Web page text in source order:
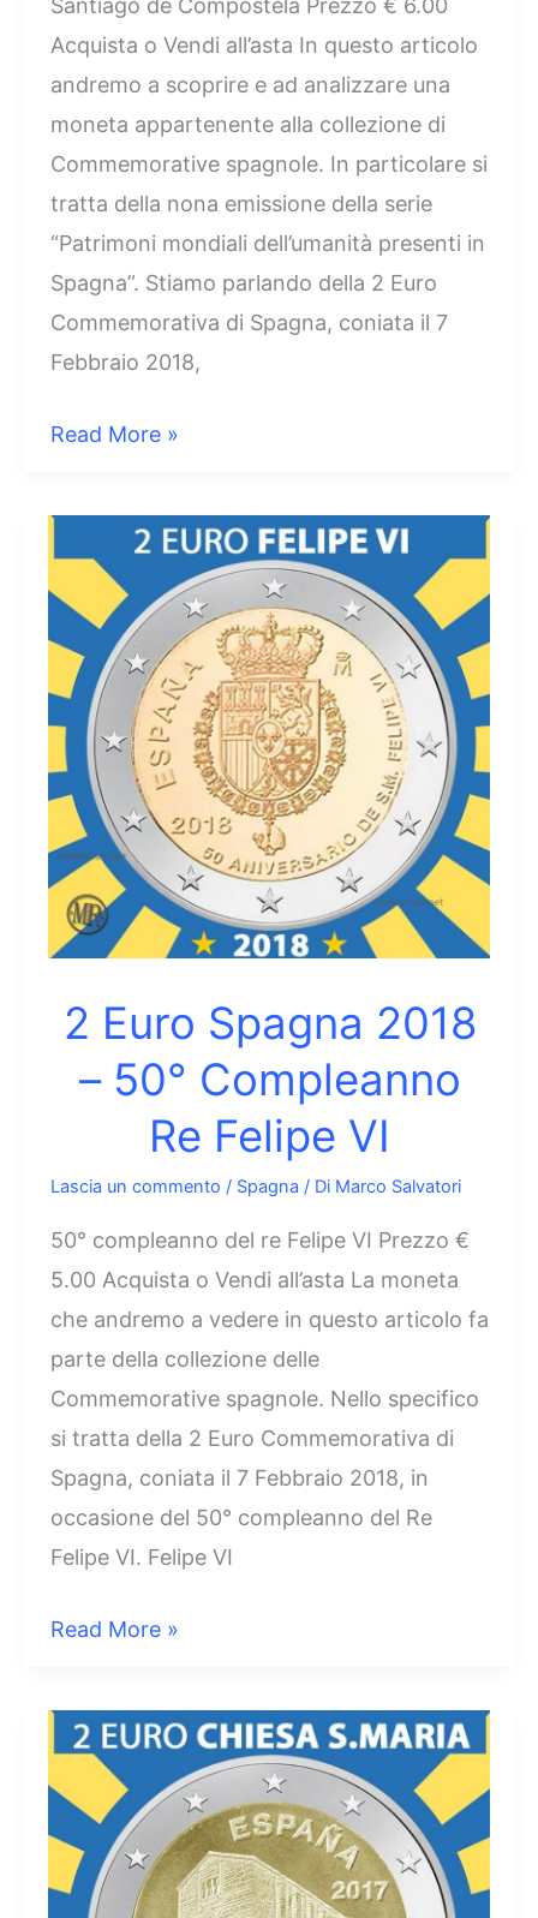
Santiago de Compostela Prezzo € 6.00
Acquista o Vendi all’asta In questo articolo
andremo a scoprire e ad analizzare una
moneta appartenente alla collezione di
Commemorative spagnole. In particolare si
tratta della nona emissione della serie
“Patrimoni mondiali dell’umanità presenti in
Spagna”. Stiamo parlando della 2 Euro
Commemorativa di Spagna, coniata il 7
Febbraio 2018,
2
Spagna
2018
–
Santiago
Compostela
Read More »
2 Euro Spagna 2018
– 50° Compleanno
Re Felipe VI
Lascia un commento / Spagna / Di Marco Salvatori
50° compleanno del re Felipe VI Prezzo €
5.00 Acquista o Vendi all’asta La moneta
che andremo a vedere in questo articolo fa
parte della collezione delle
Commemorative spagnole. Nello specifico
si tratta della 2 Euro Commemorativa di
Spagna, coniata il 7 Febbraio 2018, in
occasione del 50° compleanno del Re
Felipe VI. Felipe VI
2
Spagna
2018
–
Compleanno
Read More »